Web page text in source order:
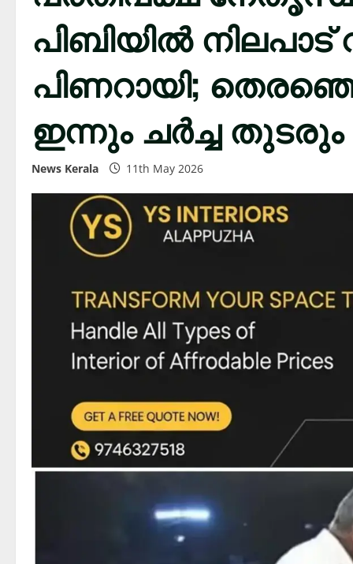
പിബിയിൽ
പിണറായി;
ഇന്നും ചർച്ച തുടരും
News Kerala 11th May 2026